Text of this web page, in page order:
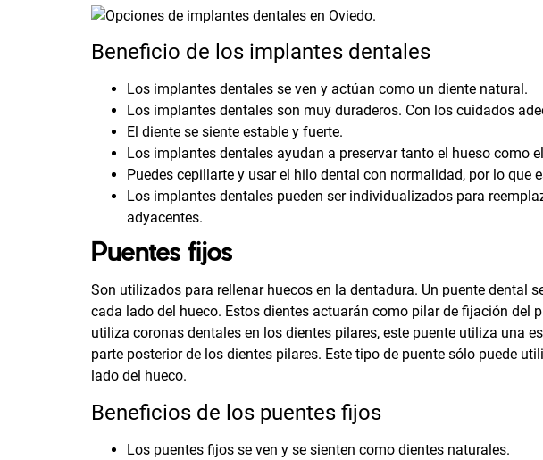
Beneficio de los implantes dentales
Los implantes dentales se ven y actúan como un diente natural.
Los implantes dentales son muy duraderos. Con los cuidados
El diente se siente estable y fuerte.
Los implantes dentales ayudan a preservar tanto el hueso como
Puedes cepillarte y usar el hilo dental con normalidad, por lo que
Los implantes dentales pueden ser individualizados para
adyacentes.
Puentes fijos
Son utilizados para rellenar huecos en la dentadura. Un puente dental
cada lado del hueco. Estos dientes actuarán como pilar de fijación del
utiliza coronas dentales en los dientes pilares, este puente utiliza una
parte posterior de los dientes pilares. Este tipo de puente sólo puede
lado del hueco.
Beneficios de los puentes fijos
Los puentes fijos se ven y se sienten como dientes naturales.